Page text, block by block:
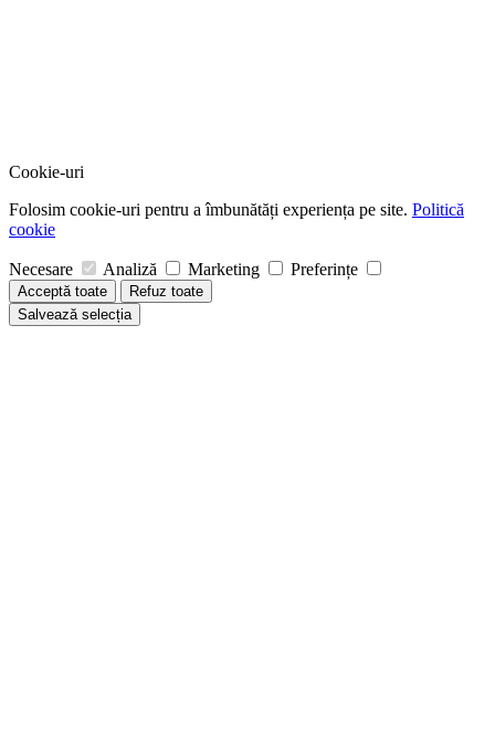
Cookie-uri
Folosim cookie-uri pentru a îmbunătăți experiența pe site. Politică
cookie
Necesare Analiză Marketing Preferințe
Acceptă toate
Refuz toate
Salvează selecția